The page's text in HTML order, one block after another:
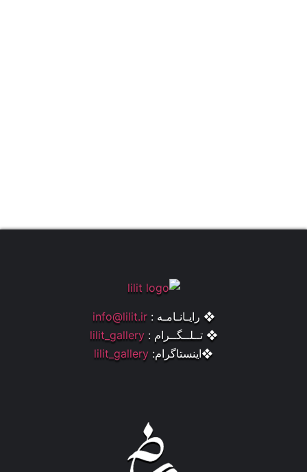
❖ رایـانـامـه : info@lilit.ir
❖ تــلــگــرام : lilit_gallery
❖اینستاگرام: lilit_gallery